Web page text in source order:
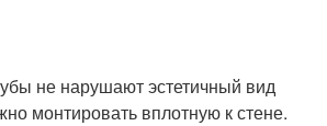
не нарушают эстетичный вид
монтировать вплотную к стене.